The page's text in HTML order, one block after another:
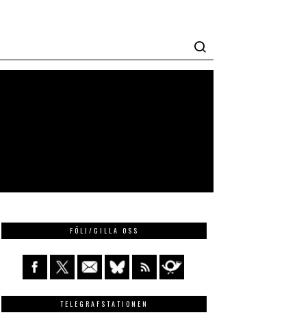
FÖLJ/GILLA OSS
TELEGRAFSTATIONEN